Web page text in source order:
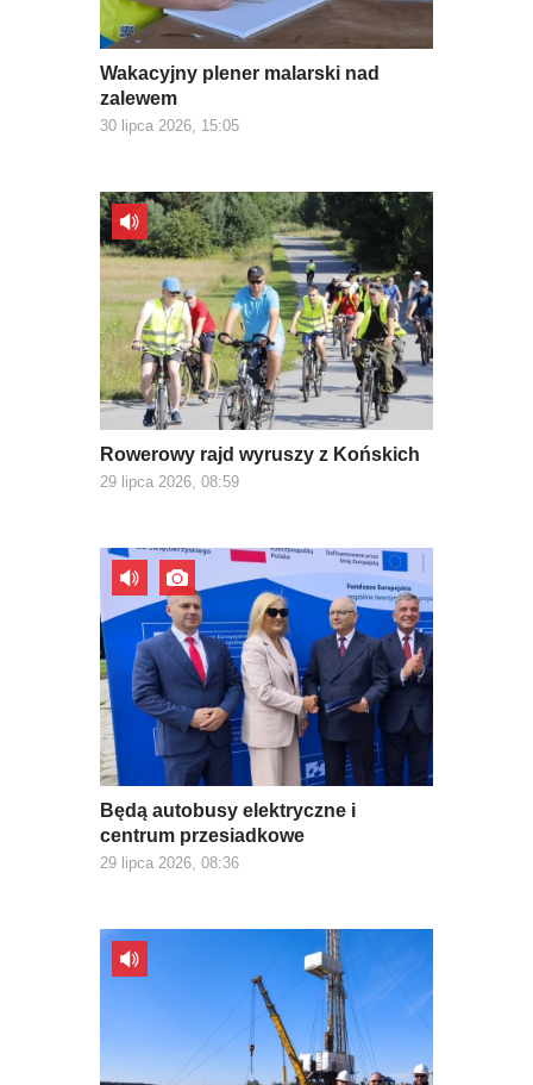
Wakacyjny plener malarski nad
zalewem
30 lipca 2026, 15:05
Rowerowy rajd wyruszy z Końskich
29 lipca 2026, 08:59
Będą autobusy elektryczne i
centrum przesiadkowe
29 lipca 2026, 08:36